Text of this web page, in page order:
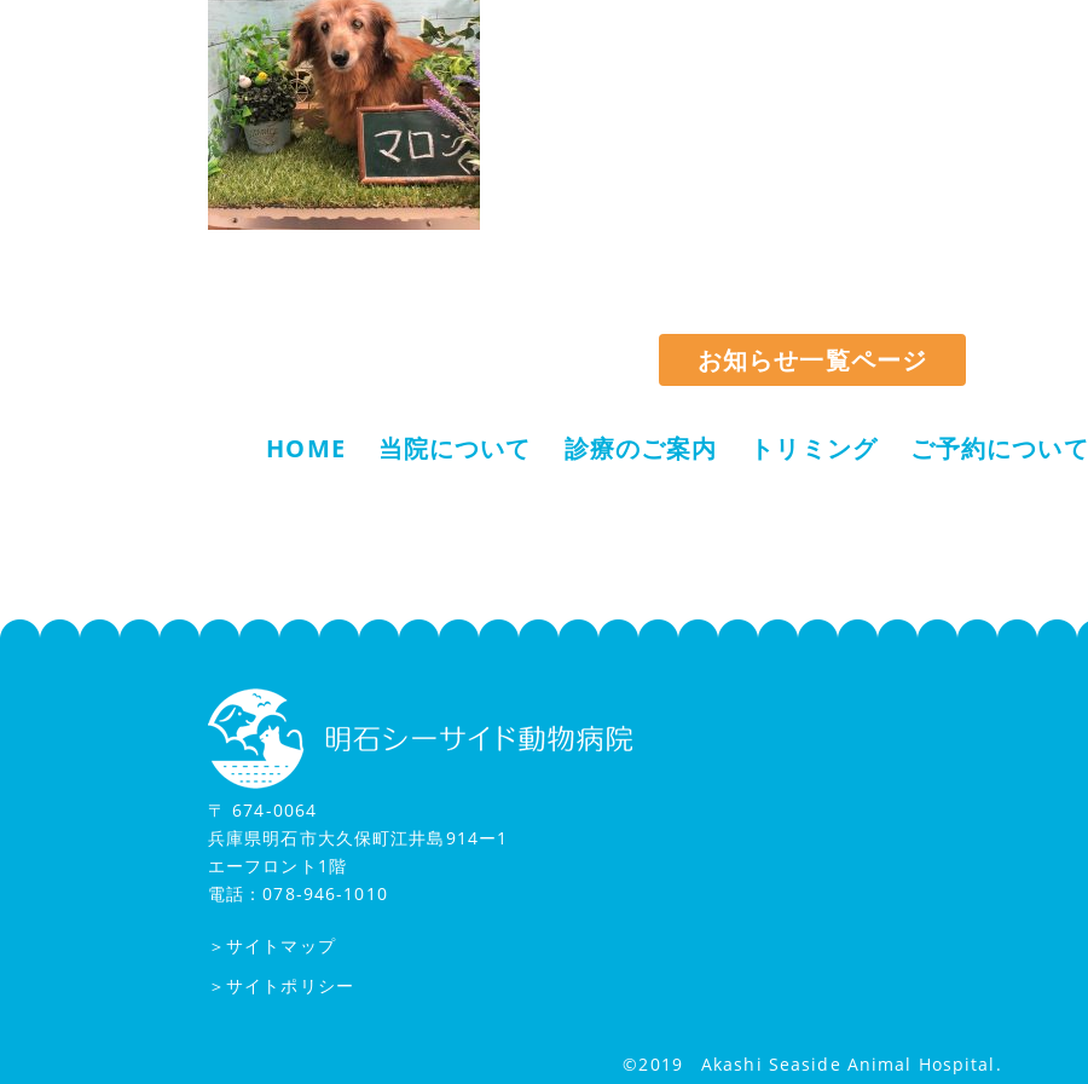
お知らせ一覧ページ
HOME 当院について 診療のご案内 トリミング ご予約について
〒 674-0064
兵庫県明石市大久保町江井島914ー1
エーフロント1階
電話：078-946-1010
＞サイトマップ
＞サイトポリシー
©2019 Akashi Seaside Animal Hospital.